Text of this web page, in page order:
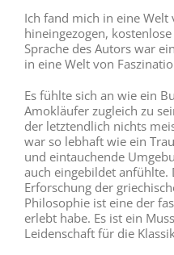
Ich fand mich in eine
hineingezogen,
Sprache des Autors war
in eine Welt von
Es fühlte sich an wie ein
Amokläufer zugleich zu
der letztendlich nichts
war so lebhaft wie ein
und eintauchende
auch eingebildet anfühlte.
Erforschung der
Philosophie ist eine der
erlebt habe. Es ist ein
Leidenschaft für die